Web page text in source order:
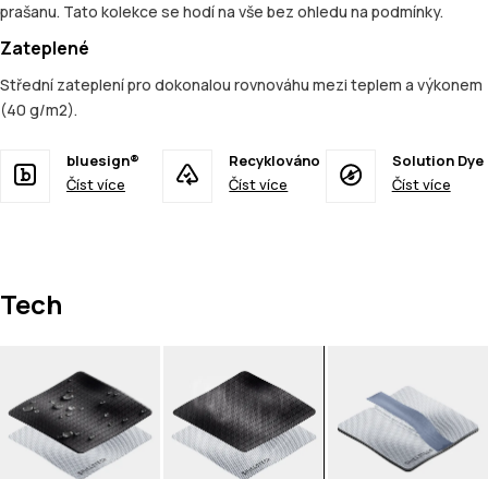
prašanu. Tato kolekce se hodí na vše bez ohledu na podmínky.
Zateplené
Střední zateplení pro dokonalou rovnováhu mezi teplem a výkonem
(40 g/m2).
bluesign®
Číst více
Recyklováno
Číst více
Solution Dye
Číst více
Tech